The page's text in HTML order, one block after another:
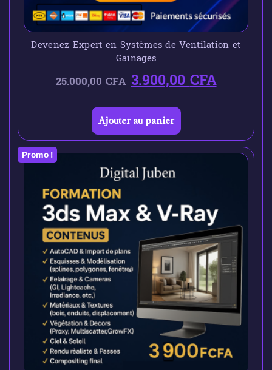
Devenez Expert en Systèmes de Ventilation et
Gainages
25.000,00CFA 3.900,00CFA
Ajouter au panier
Promo !